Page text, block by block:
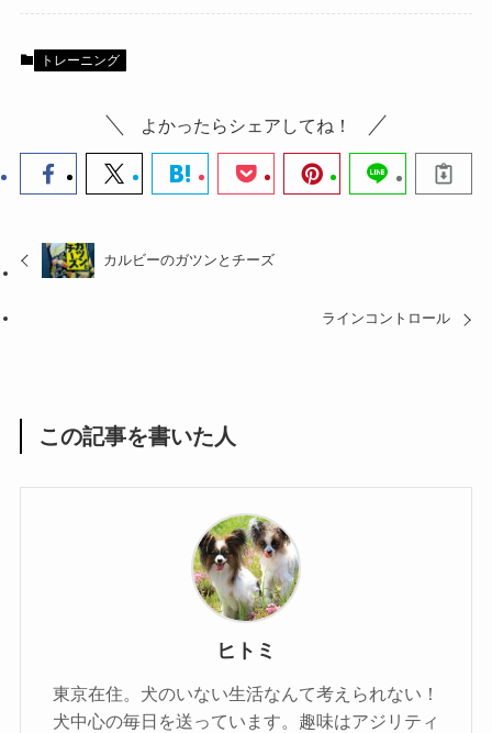
トレーニング
よかったらシェアしてね！
カルビーのガツンとチーズ
ラインコントロール
この記事を書いた人
ヒトミ
東京在住。犬のいない生活なんて考えられない！
犬中心の毎日を送っています。趣味はアジリティ